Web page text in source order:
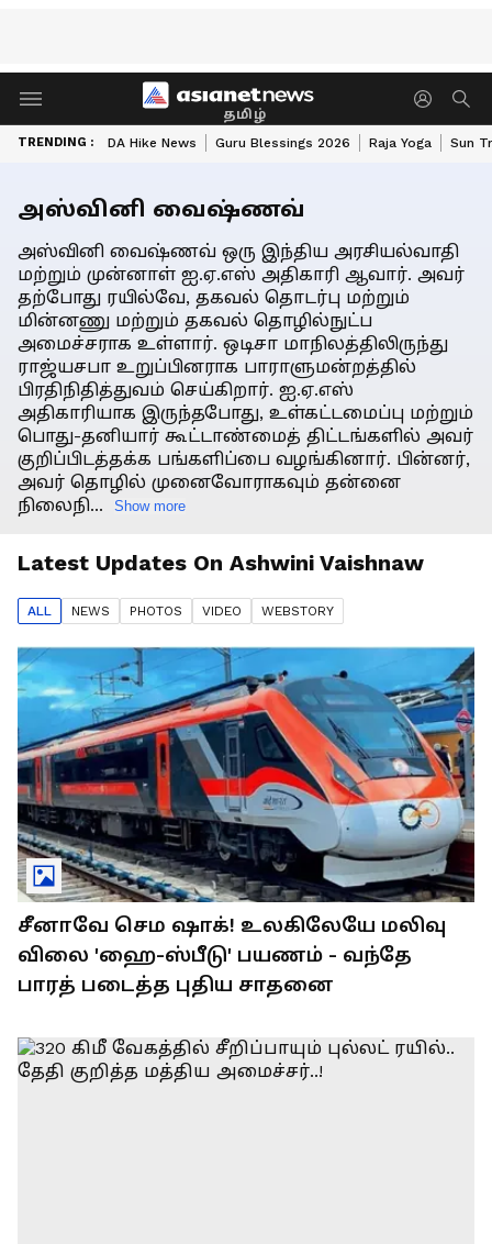
தமிழ்
TRENDING : DA Hike News Guru Blessings 2026 Raja Yoga Sun
அஸ்வினி வைஷ்ணவ்
அஸ்வினி வைஷ்ணவ் ஒரு இந்திய அரசியல்வாதி
மற்றும் முன்னாள் ஐ.ஏ.எஸ் அதிகாரி ஆவார். அவர்
தற்போது ரயில்வே, தகவல் தொடர்பு மற்றும்
மின்னணு மற்றும் தகவல் தொழில்நுட்ப
அமைச்சராக உள்ளார். ஒடிசா மாநிலத்திலிருந்து
ராஜ்யசபா உறுப்பினராக பாராளுமன்றத்தில்
பிரதிநிதித்துவம் செய்கிறார். ஐ.ஏ.எஸ்
அதிகாரியாக இருந்தபோது, உள்கட்டமைப்பு மற்றும்
பொது-தனியார் கூட்டாண்மைத் திட்டங்களில் அவர்
குறிப்பிடத்தக்க பங்களிப்பை வழங்கினார். பின்னர்,
அவர் தொழில் முனைவோராகவும் தன்னை
நிலைநி...
Show more
Latest Updates On Ashwini Vaishnaw
ALL NEWS PHOTOS VIDEO WEBSTORY
சீனாவே செம ஷாக்! உலகிலேயே மலிவு
விலை 'ஹை-ஸ்பீடு' பயணம் - வந்தே
பாரத் படைத்த புதிய சாதனை